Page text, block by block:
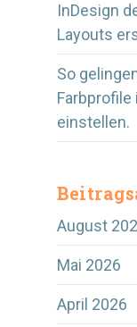
InDesign
Layouts
So
Farbprofile
einstellen.
August
Mai 2026
April 2026